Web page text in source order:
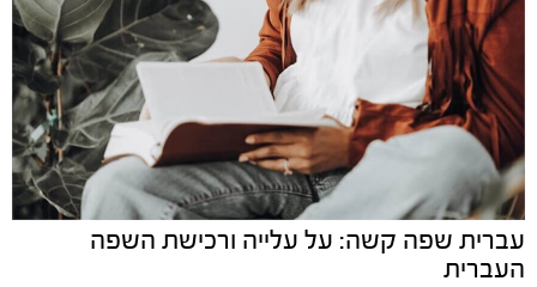
עברית שפה קשה: על עלייה ורכישת השפה
העברית